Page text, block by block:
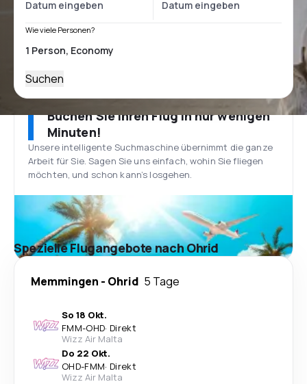
Wie viele Personen?
Suchen
Buchen Sie Ihren Flug in nur wenigen
Minuten!
Unsere intelligente Suchmaschine übernimmt die ganze
Arbeit für Sie. Sagen Sie uns einfach, wohin Sie fliegen
möchten, und schon kann’s losgehen.
Spezielle Flugangebote nach Ohrid
Memmingen - Ohrid 5 Tage
So 18 Okt.
FMM-OHD· Direkt
Wizz Air Malta
Do 22 Okt.
OHD-FMM· Direkt
Wizz Air Malta